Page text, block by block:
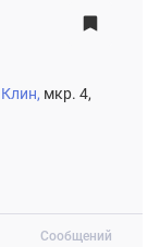
Сообщений
Клин, мкр. 4,